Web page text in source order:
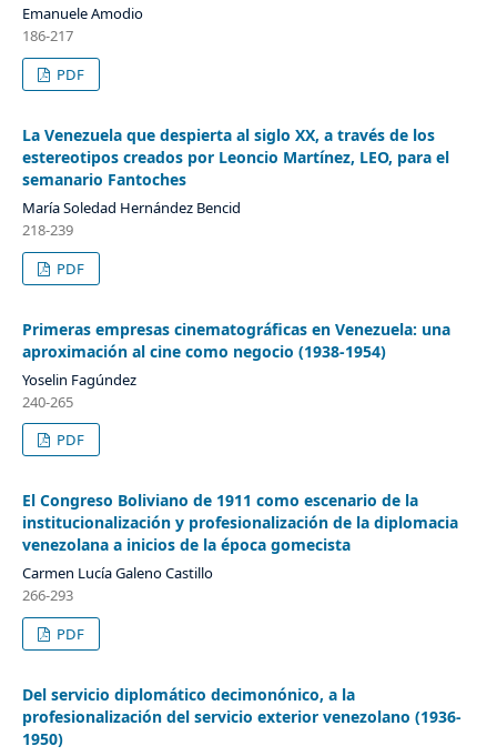
Emanuele Amodio
186-217
PDF
La Venezuela que despierta al siglo XX, a través de los
estereotipos creados por Leoncio Martínez, LEO, para el
semanario Fantoches
María Soledad Hernández Bencid
218-239
PDF
Primeras empresas cinematográficas en Venezuela: una
aproximación al cine como negocio (1938-1954)
Yoselin Fagúndez
240-265
PDF
El Congreso Boliviano de 1911 como escenario de la
institucionalización y profesionalización de la diplomacia
venezolana a inicios de la época gomecista
Carmen Lucía Galeno Castillo
266-293
PDF
Del servicio diplomático decimonónico, a la
profesionalización del servicio exterior venezolano (1936-
1950)